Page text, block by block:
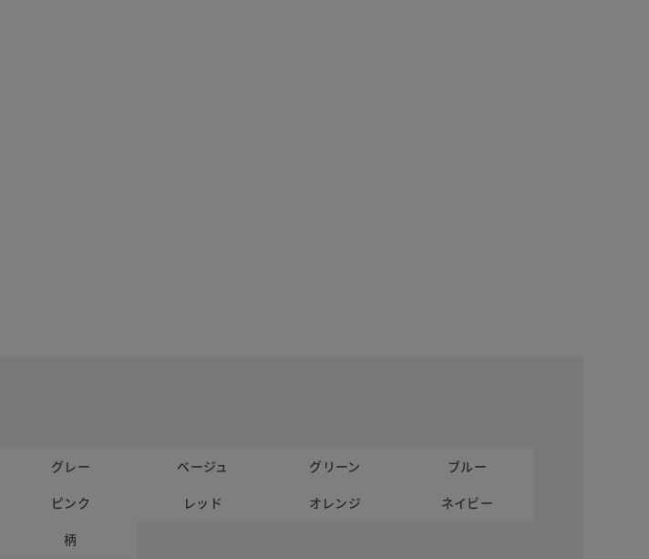
グレー ベージュ グリーン
ブルー
ピンク レッド オレンジ
ネイビー
柄